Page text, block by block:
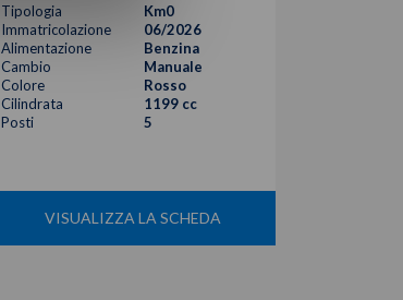
Tipologia
Km0
Immatricolazione
06/2026
Alimentazione
Benzina
Cambio
Manuale
Colore
Rosso
Cilindrata
1199 cc
Posti
5
VISUALIZZA LA SCHEDA